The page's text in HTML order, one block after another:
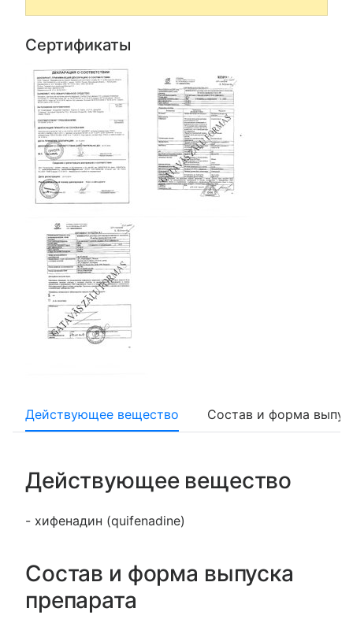
Сертификаты
Действующее вещество Состав и форма
Действующее вещество
- хифенадин (quifenadine)
Состав и форма выпуска
препарата